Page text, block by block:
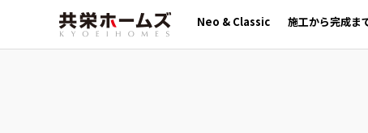
Neo & Classic 施工から完成ま